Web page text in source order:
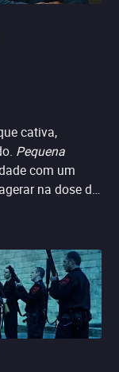
cativa,
Pequena
com um
na dose de
Matt Damon,
Laura Dern,
rendeu
tailandesa Hong